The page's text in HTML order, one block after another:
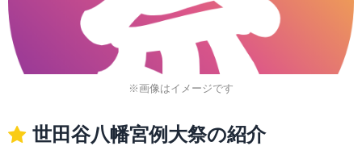
※画像はイメージです
世田谷八幡宮例大祭の紹介